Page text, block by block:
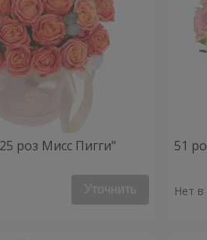
роз Мисс Пигги"
Уточнить
51
Нет в